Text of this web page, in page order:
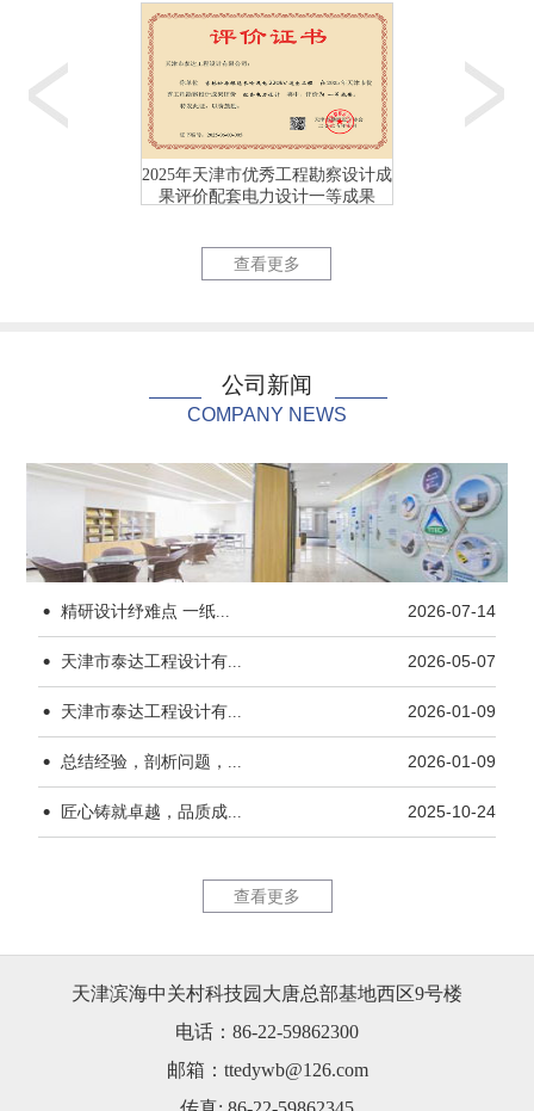
国网天津市电力公司充... 国网天津
杨柳青水厂170kW... 天津市茂
天津市茂联科技有限公...
2025年天津市优秀工程勘察设计成
果评价配套电力设计一等成果
2025年天津市优秀
查看更多
公司新闻
COMPANY NEWS
· 精研设计纾难点 一纸... 2026-07-14
· 天津市泰达工程设计有... 2026-05-07
· 天津市泰达工程设计有... 2026-01-09
· 总结经验，剖析问题，... 2026-01-09
· 匠心铸就卓越，品质成... 2025-10-24
查看更多
天津滨海中关村科技园大唐总部基地西区9号楼
电话：86-22-59862300
邮箱：ttedywb@126.com